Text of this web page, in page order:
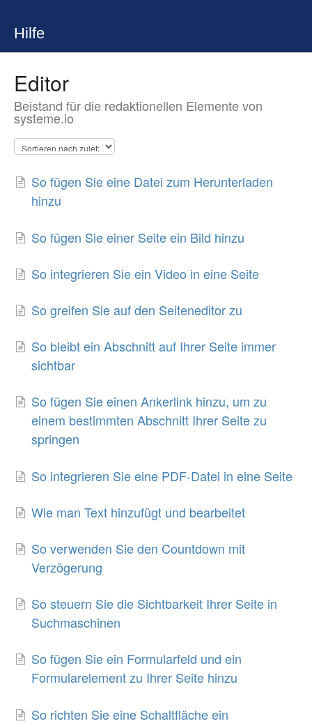
Hilfe
Editor
Beistand für die redaktionellen Elemente von
systeme.io
So fügen Sie eine Datei zum Herunterladen
hinzu
So fügen Sie einer Seite ein Bild hinzu
So integrieren Sie ein Video in eine Seite
So greifen Sie auf den Seiteneditor zu
So bleibt ein Abschnitt auf Ihrer Seite immer
sichtbar
So fügen Sie einen Ankerlink hinzu, um zu
einem bestimmten Abschnitt Ihrer Seite zu
springen
So integrieren Sie eine PDF-Datei in eine Seite
Wie man Text hinzufügt und bearbeitet
So verwenden Sie den Countdown mit
Verzögerung
So steuern Sie die Sichtbarkeit Ihrer Seite in
Suchmaschinen
So fügen Sie ein Formularfeld und ein
Formularelement zu Ihrer Seite hinzu
So richten Sie eine Schaltfläche ein